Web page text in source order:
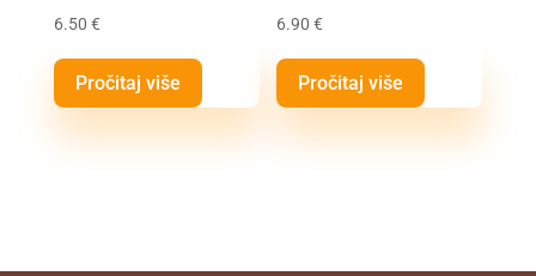
6.50 €
Pročitaj više
6.90€
Pročitaj više